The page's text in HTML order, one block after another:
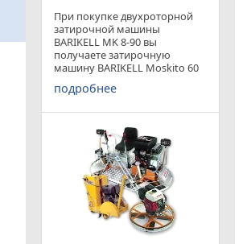
При покупке двухроторной
затирочной машины
BARIKELL MK 8-90 вы
получаете затирочную
машину BARIKELL Moskito 60
абсолютно бесплатно
подробнее